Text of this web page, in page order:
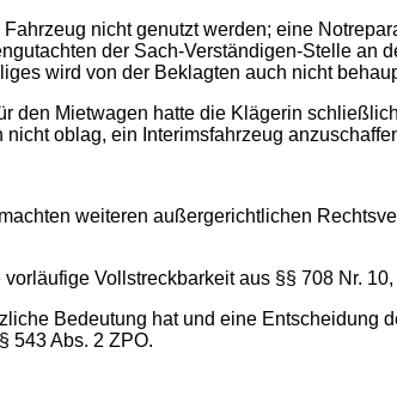
nicht genutzt werden; eine
der Sach-Verständigen-Stelle an
wird von der Beklagten auch nicht
den Mietwagen hatte die Klägerin
oblag, ein Interimsfahrzeug
weiteren außergerichtlichen
Vollstreckbarkeit aus §§ 708 Nr. 10,
Bedeutung hat und eine Entscheidung
543 Abs. 2 ZPO.